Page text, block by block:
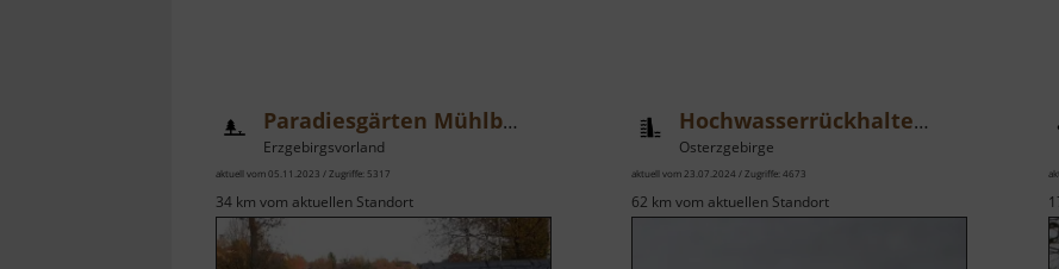
Paradiesgärten Mühlbachtal
Erzgebirgsvorland
aktuell vom 05.11.2023 / Zugriffe: 5317
34 km vom aktuellen Standort
Hochwasserrückhaltebecken Lauenstein
Osterzgebirge
aktuell vom 23.07.2024 / Zugriffe: 4673
62 km vom aktuellen Standort